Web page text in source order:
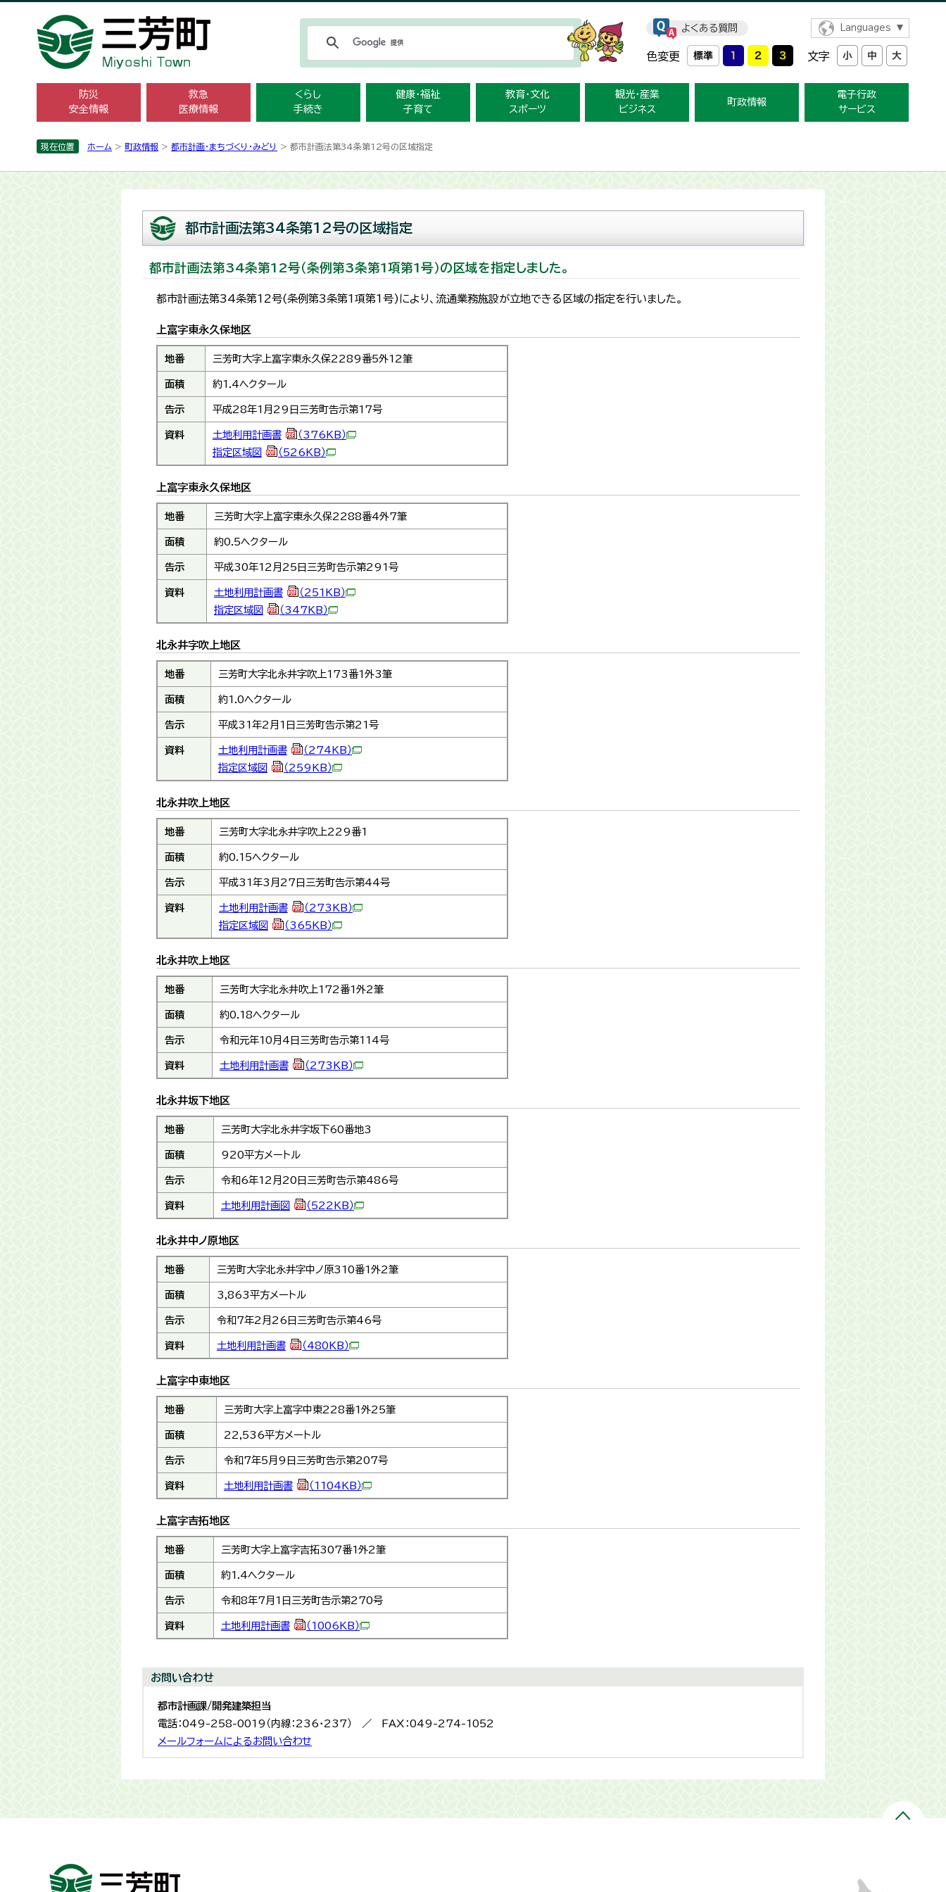
よくある質問 Languages
色変更 文字
防災
安全情報
救急
医療情報
くらし
手続き
健康・福祉
子育て
教育・文化
スポーツ
観光・産業
ビジネス
町政情報
電子行政
サービス
現在位置 ホーム > 町政情報 > 都市計画・まちづくり・みどり > 都市計画法第34条第12号の区域指定
都市計画法第34条第12号の区域指定
都市計画法第34条第12号（条例第3条第1項第1号）の区域を指定しました。
都市計画法第34条第12号(条例第3条第1項第1号)により、流通業務施設が立地できる区域の指定を行いました。
上富字東永久保地区
地番 三芳町大字上富字東永久保2289番5外12筆
面積 約1.4ヘクタール
告示 平成28年1月29日三芳町告示第17号
資料 土地利用計画書
（376KB）
指定区域図
（526KB）
上富字東永久保地区
地番 三芳町大字上富字東永久保2288番4外7筆
面積 約0.5ヘクタール
告示 平成30年12月25日三芳町告示第291号
資料 土地利用計画書
（251KB）
指定区域図
（347KB）
北永井字吹上地区
地番 三芳町大字北永井字吹上173番1外3筆
面積 約1.0ヘクタール
告示 平成31年2月1日三芳町告示第21号
資料 土地利用計画書
（274KB）
指定区域図
（259KB）
北永井吹上地区
地番 三芳町大字北永井字吹上229番1
面積 約0.15ヘクタール
告示 平成31年3月27日三芳町告示第44号
資料 土地利用計画書
（273KB）
指定区域図
（365KB）
北永井吹上地区
地番 三芳町大字北永井吹上172番1外2筆
面積 約0.18ヘクタール
告示 令和元年10月4日三芳町告示第114号
資料 土地利用計画書 （273KB）
北永井坂下地区
地番 三芳町大字北永井字坂下60番地3
面積 920平方メートル
告示 令和6年12月20日三芳町告示第486号
資料 土地利用計画図 （522KB）
北永井中ノ原地区
地番 三芳町大字北永井字中ノ原310番1外2筆
面積 3,863平方メートル
告示 令和7年2月26日三芳町告示第46号
資料 土地利用計画書 （480KB）
上富字中東地区
地番 三芳町大字上富字中東228番1外25筆
面積 22,536平方メートル
告示 令和7年5月9日三芳町告示第207号
資料 土地利用計画書 （1104KB）
上富字吉拓地区
地番 三芳町大字上富字吉拓307番1外2筆
面積 約1.4ヘクタール
告示 令和8年7月1日三芳町告示第270号
資料 土地利用計画書 （1006KB）
お問い合わせ
都市計画課/開発建築担当
電話：049-258-0019（内線：236・237） ／ FAX：049-274-1052
メールフォームによるお問い合わせ